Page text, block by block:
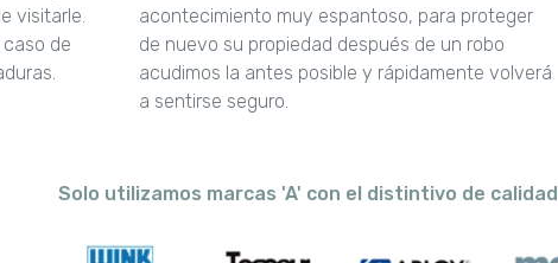
visitarle.
de
acontecimiento muy espantoso, para proteger
de nuevo su propiedad después de un robo
acudimos la antes posible y rápidamente volverá
a sentirse seguro.
Solo utilizamos marcas 'A' con el distintivo de